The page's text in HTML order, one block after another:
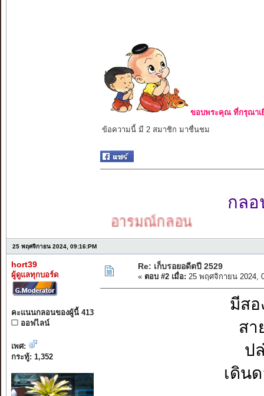
ขอบพระคุณ ที่กรุณาเ
ข้อความนี้ มี 2 สมาชิก มาชื่นชม
กลอ
อารมณ์กลอน
25 พฤศจิกายน 2024, 09:16:PM
hort39
ผู้ดูแลทุกบอร์ด
คะแนนกลอนของผู้นี้ 413
ออฟไลน์
เพศ:
กระทู้: 1,352
Re: เก็บรอยอดีตปี 2529
« ตอบ #2 เมื่อ: 25 พฤศจิกายน 2024,
มีสอ
สา
ป
เดิน